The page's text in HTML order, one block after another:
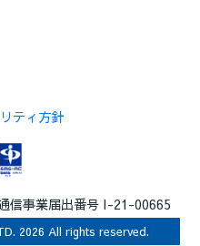
ティ方針
信事業届出番号 I-21-00665
2026 All rights reserved.